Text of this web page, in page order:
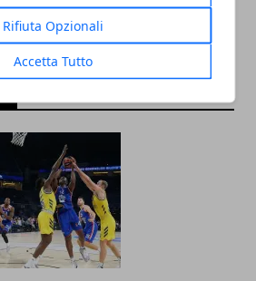
Rifiuta Opzionali
Accetta Tutto